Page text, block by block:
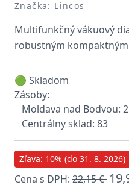
Značka: Lincos
Multifunkčný vákuový
robustným
🟢 Skladom
Zásoby:
Moldava nad Bodvou: 2
Centrálny sklad: 83
Zľava: 10% (do 31. 8. 2026)
Cena s DPH: 22,15 €